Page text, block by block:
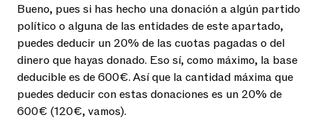
Bueno, pues si has hecho una donación a algún partido
político o alguna de las entidades de este apartado,
puedes deducir un 20% de las cuotas pagadas o del
dinero que hayas donado. Eso sí, como máximo, la base
deducible es de 600€. Así que la cantidad máxima que
puedes deducir con estas donaciones es un 20% de
600€ (120€, vamos).